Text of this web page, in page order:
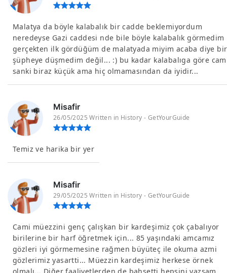
Malatya da böyle kalabalık bir cadde beklemiyordum
neredeyse Gazi caddesi nde bile böyle kalabalık görmedim
gerçekten ilk gördüğüm de malatyada miyim acaba diye bir
şüpheye düşmedim değil... :) bu kadar kalabalıga göre
sanki biraz küçük ama hiç olmamasından da iyidir...
Misafir
26/05/2025 Written in History - GetYourGuide
Temiz ve harika bir yer
Misafir
29/05/2025 Written in History - GetYourGuide
Cami müezzini genç çalışkan bir kardeşimiz çok çabalıyor
birilerine bir harf öğretmek için... 85 yaşındaki amcamız
gözleri iyi görmemesine rağmen büyüteç ile okuma azmi
gözlerimiz yasartti... Müezzin kardeşimiz herkese örnek